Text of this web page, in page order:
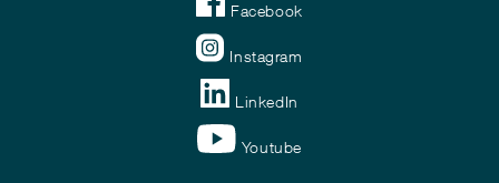
Facebook
Instagram
LinkedIn
Youtube